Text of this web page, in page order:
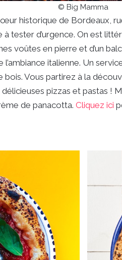
© Big Mamma
historique de Bordeaux,
tester d’urgence. On est
voûtes en pierre et d’un
italienne. Un
bois. Vous partirez à la
pizzas et pastas !
de panacotta. Cliquez ici